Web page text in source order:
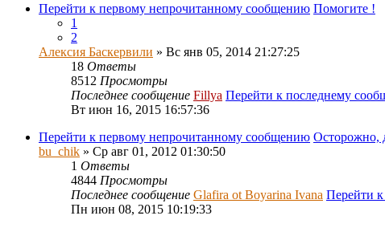
Перейти к первому непрочитанному сообщению Помогите !
1
2
Алексия Баскервили » Вс янв 05, 2014 21:27:25
18 Ответы
8512 Просмотры
Последнее сообщение Fillya Перейти к последнему
Вт июн 16, 2015 16:57:36
Перейти к первому непрочитанному сообщению Осторожно,
bu_chik » Ср авг 01, 2012 01:30:50
1 Ответы
4844 Просмотры
Последнее сообщение Glafira ot Boyarina Ivana Перейти
Пн июн 08, 2015 10:19:33